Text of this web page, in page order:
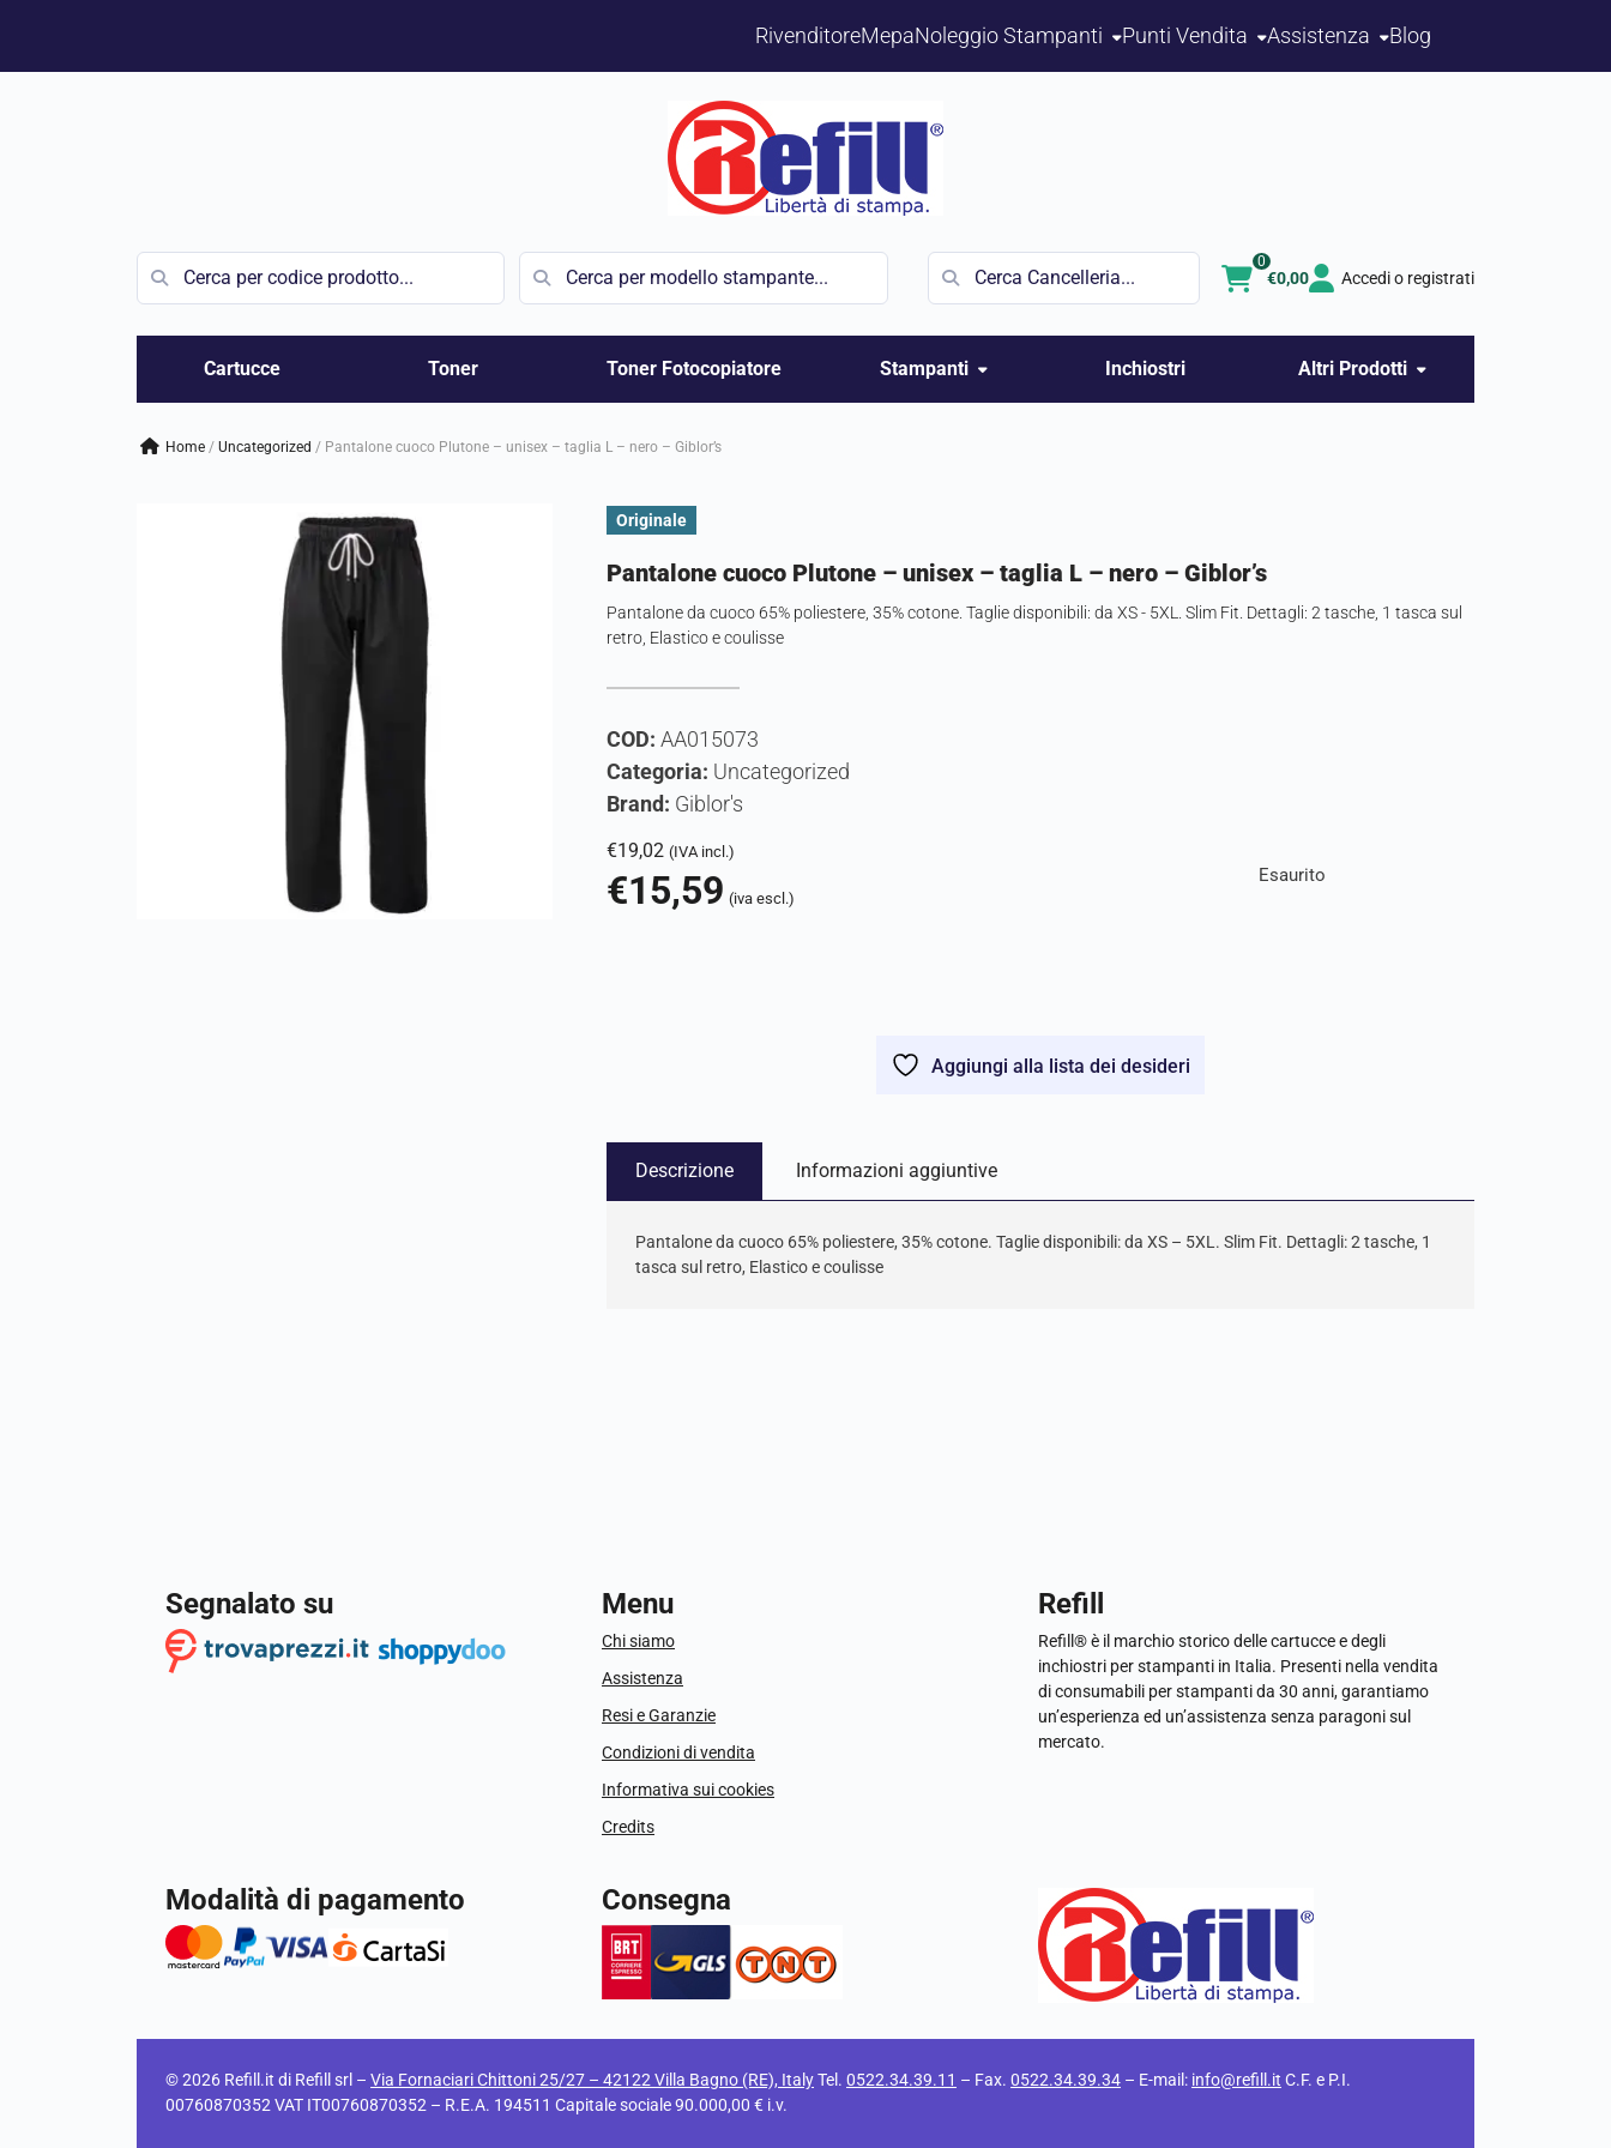
RivenditoreMepaNoleggio Stampanti Punti Vendita Assistenza Blog
Vai
€0,00
0
Accedi o registrati
Cartucce Toner Toner Fotocopiatore Stampanti Inchiostri Altri Prodotti
Home / uncategorized / Pantalone cuoco Plutone – unisex – taglia L – nero – Giblor’s
Originale
Pantalone cuoco Plutone – unisex – taglia L – nero – Giblor’s
Pantalone da cuoco 65% poliestere, 35% cotone. Taglie disponibili: da XS - 5XL. Slim Fit. Dettagli: 2 tasche, 1 tasca sul
retro, Elastico e coulisse
COD:AA015073
Categoria: Uncategorized
Brand: Giblor's
€19,02 (IVA incl.)
€15,59 (iva escl.)
Esaurito
Aggiungi alla lista dei desideri
Descrizione Informazioni aggiuntive
Pantalone da cuoco 65% poliestere, 35% cotone. Taglie disponibili: da XS – 5XL. Slim Fit. Dettagli: 2 tasche, 1
tasca sul retro, Elastico e coulisse
Segnalato su Menu
Chi siamo
Assistenza
Resi e Garanzie
Condizioni di vendita
Informativa sui cookies
Credits
Refill
Refill® è il marchio storico delle cartucce e degli
inchiostri per stampanti in Italia. Presenti nella vendita
di consumabili per stampanti da 30 anni, garantiamo
un’esperienza ed un’assistenza senza paragoni sul
mercato.
Modalità di pagamento Consegna
© 2026 Refill.it di Refill srl – Via Fornaciari Chittoni 25/27 – 42122 Villa Bagno (RE), ItalyTel. 0522.34.39.11 – Fax. 0522.34.39.34 – E-mail: info@refill.it C.F. e P.I.
00760870352 VAT IT00760870352 – R.E.A. 194511 Capitale sociale 90.000,00 € i.v.